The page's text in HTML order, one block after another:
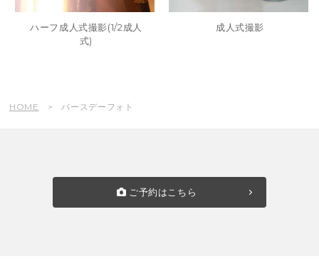
ハーフ成人式撮影(1/2成人
式)
成人式撮影
HOME バースデーフォト
ご予約はこちら